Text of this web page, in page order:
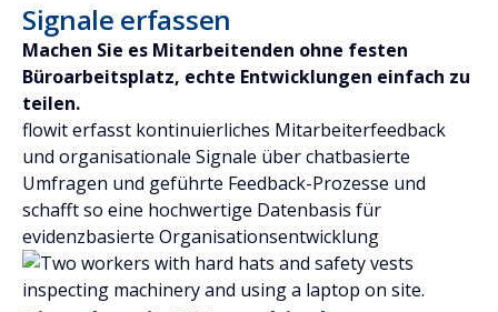
Signale erfassen
Machen Sie es Mitarbeitenden ohne festen
Büroarbeitsplatz, echte Entwicklungen einfach zu
teilen.
flowit erfasst kontinuierliches Mitarbeiterfeedback
und organisationale Signale über chatbasierte
Umfragen und geführte Feedback-Prozesse und
schafft so eine hochwertige Datenbasis für
evidenzbasierte Organisationsentwicklung